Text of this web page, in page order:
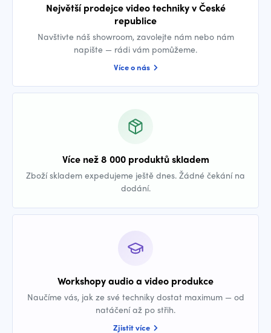
Největší prodejce video techniky v České
republice
Navštivte náš showroom, zavolejte nám nebo nám
napište — rádi vám pomůžeme.
Více o nás
Více než 8 000 produktů skladem
Zboží skladem expedujeme ještě dnes. Žádné čekání na
dodání.
Workshopy audio a video produkce
Naučíme vás, jak ze své techniky dostat maximum — od
natáčení až po střih.
Zjistit více